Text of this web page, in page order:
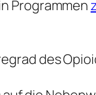
Programmen
des